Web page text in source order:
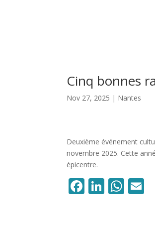
Cinq bonnes
Nov 27, 2025 | Nantes
Deuxième événement
novembre 2025. Cette
épicentre.
Facebook